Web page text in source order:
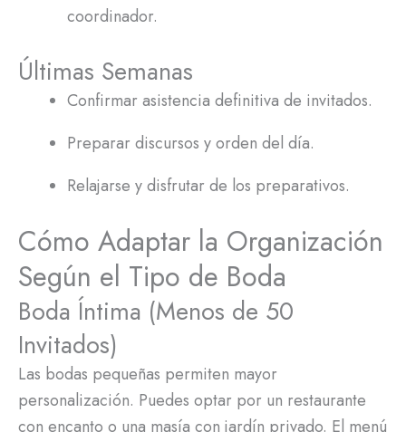
coordinador.
Últimas Semanas
Confirmar asistencia definitiva de invitados.
Preparar discursos y orden del día.
Relajarse y disfrutar de los preparativos.
Cómo Adaptar la Organización
Según el Tipo de Boda
Boda Íntima (Menos de 50
Invitados)
Las bodas pequeñas permiten mayor
personalización. Puedes optar por un restaurante
con encanto o una masía con jardín privado. El menú